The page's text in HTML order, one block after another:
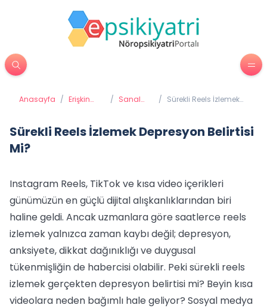
Anasayfa / Erişkin
/ Sanal
/ Sürekli Reels İzlemek
Sürekli Reels İzlemek Depresyon Belirtisi
Mi?
Instagram Reels, TikTok ve kısa video içerikleri
günümüzün en güçlü dijital alışkanlıklarından biri
haline geldi. Ancak uzmanlara göre saatlerce reels
izlemek yalnızca zaman kaybı değil; depresyon,
anksiyete, dikkat dağınıklığı ve duygusal
tükenmişliğin de habercisi olabilir. Peki sürekli reels
izlemek gerçekten depresyon belirtisi mi? Beyin kısa
videolara neden bağımlı hale geliyor? Sosyal medya